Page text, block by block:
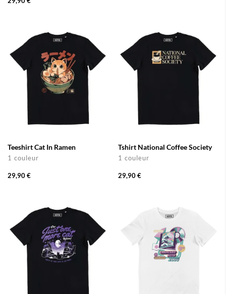
Teeshirt Cat In Ramen
1 couleur
29,90 €
Tshirt National Coffee Society
1 couleur
29,90 €